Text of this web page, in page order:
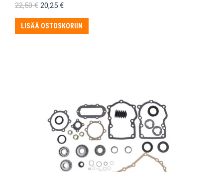
22,50€ Alkuperäinen
oli:
22,50 €.
20,25 €Nykyinen
on:
20,25 €.
LISÄÄ OSTOSKORIIN